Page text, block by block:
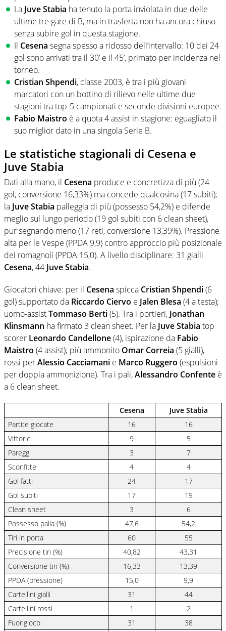
La Juve Stabia ha tenuto la porta inviolata in due delle
ultime tre gare di B, ma in trasferta non ha ancora chiuso
senza subire gol in questa stagione.
Il Cesena segna spesso a ridosso dell’intervallo: 10 dei 24
gol sono arrivati tra il 30’ e il 45’, primato per incidenza nel
torneo.
Cristian Shpendi, classe 2003, è tra i più giovani
marcatori con un bottino di rilievo nelle ultime due
stagioni tra top-5 campionati e seconde divisioni europee.
Fabio Maistro è a quota 4 assist in stagione: eguagliato il
suo miglior dato in una singola Serie B.
Le statistiche stagionali di Cesena e
Juve Stabia
Dati alla mano, il Cesena produce e concretizza di più (24
gol, conversione 16,33%) ma concede qualcosina (17 subiti);
la Juve Stabia palleggia di più (possesso 54,2%) e difende
meglio sul lungo periodo (19 gol subiti con 6 clean sheet),
pur segnando meno (17 reti, conversione 13,39%). Pressione
alta per le Vespe (PPDA 9,9) contro approccio più posizionale
dei romagnoli (PPDA 15,0). A livello disciplinare: 31 gialli
Cesena, 44 Juve Stabia.
Giocatori chiave: per il Cesena spicca Cristian Shpendi(6
gol) supportato da Riccardo Ciervo e Jalen Blesa (4 a testa);
uomo-assistTommaso Berti(5). Tra i portieri, Jonathan
Klinsmann ha firmato 3 clean sheet. Per la Juve Stabia top
scorer Leonardo Candellone(4), ispirazione da Fabio
Maistro (4 assist); più ammonito Omar Correia (5 gialli),
rossi perAlessio Cacciamani e Marco Ruggero (espulsioni
per doppia ammonizione). Tra i pali,Alessandro Confente è
a 6 clean sheet.
Cesena
Juve Stabia
Partite giocate
16
16
Vittorie
9
5
Pareggi
3
7
Sconfitte
4
4
Gol fatti
24
17
Gol subiti
17
19
Clean sheet
3
6
Possesso palla (%)
47,6
54,2
Tiri in porta
60
55
Precisione tiri (%)
40,82
43,31
Conversione tiri (%)
16,33
13,39
PPDA (pressione)
15,0
9,9
Cartellini gialli
31
44
Cartellini rossi
1
2
Fuorigioco
31
38